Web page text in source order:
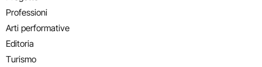
Professioni
Arti performative
Editoria
Turismo